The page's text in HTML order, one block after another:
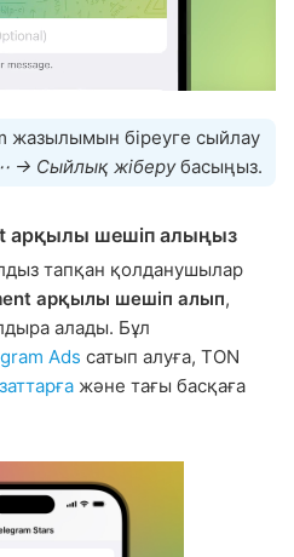
біреуге сыйлау
→ Сыйлық жіберубасыңыз.
арқылы шешіп алыңыз
тапқан қолданушылар
арқылы шешіп алып,
алады. Бұл
Ads сатып алуға, TON
және тағы басқаға